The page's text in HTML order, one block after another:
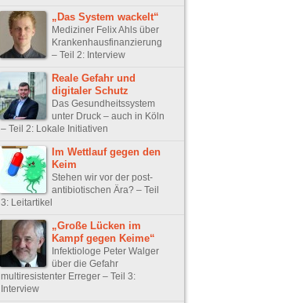
„Das System wackelt“
Mediziner Felix Ahls über
Krankenhausfinanzierung
– Teil 2: Interview
Reale Gefahr und
digitaler Schutz
Das Gesundheitssystem
unter Druck – auch in Köln
– Teil 2: Lokale Initiativen
Im Wettlauf gegen den
Keim
Stehen wir vor der post-
antibiotischen Ära? – Teil
3: Leitartikel
„Große Lücken im
Kampf gegen Keime“
Infektiologe Peter Walger
über die Gefahr
multiresistenter Erreger – Teil 3:
Interview